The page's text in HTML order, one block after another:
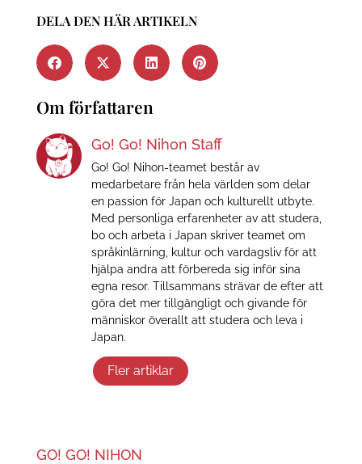
DELA DEN HÄR ARTIKELN
Om författaren
Go! Go! Nihon Staff
Go! Go! Nihon-teamet består av
medarbetare från hela världen som delar
en passion för Japan och kulturellt utbyte.
Med personliga erfarenheter av att studera,
bo och arbeta i Japan skriver teamet om
språkinlärning, kultur och vardagsliv för att
hjälpa andra att förbereda sig inför sina
egna resor. Tillsammans strävar de efter att
göra det mer tillgängligt och givande för
människor överallt att studera och leva i
Japan.
Fler artiklar
GO! GO! NIHON